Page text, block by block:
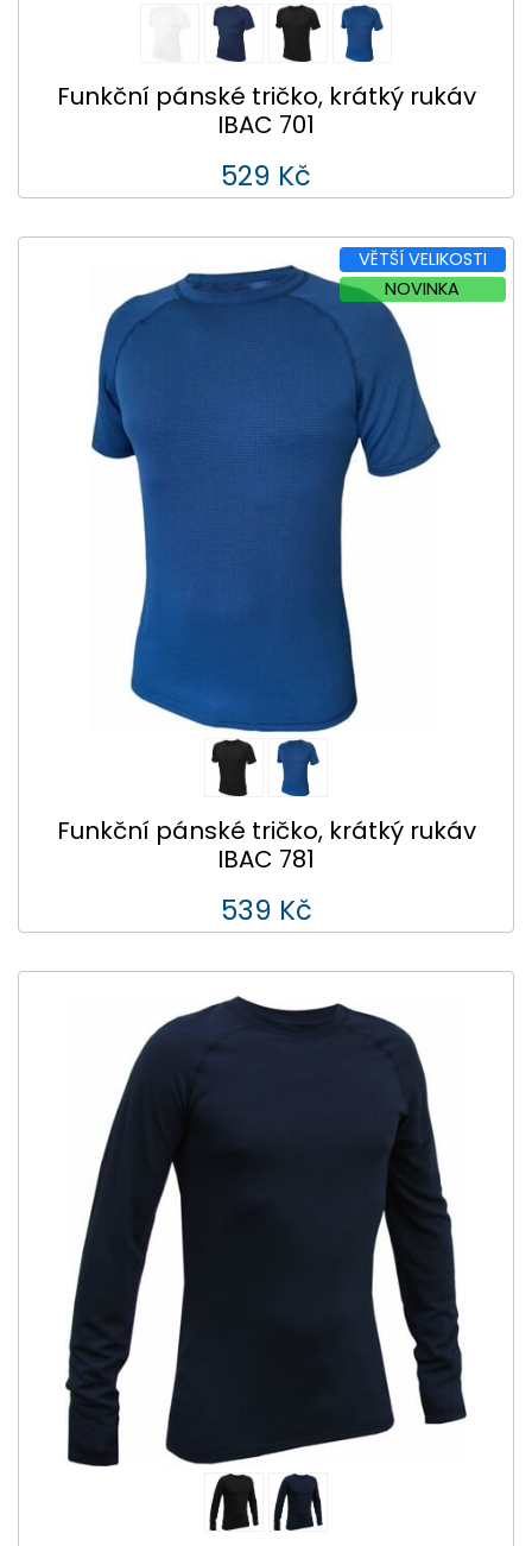
Funkční pánské tričko, krátký rukáv
IBAC 701
529 Kč
VĚTŠÍ VELIKOSTI
NOVINKA
Funkční pánské tričko, krátký rukáv
IBAC 781
539 Kč